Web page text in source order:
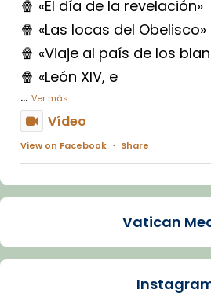
🍿 «El día de la revelación»
🍿 «Las locas del Obelisco»
🍿 «Viaje al país de los
🍿 «León XIV, e
... Ver más
Vídeo
View on Facebook · Share
Arquebisbat de
La Carmina va patir
dos mesos, a l'Estadi Lluís
Vatican